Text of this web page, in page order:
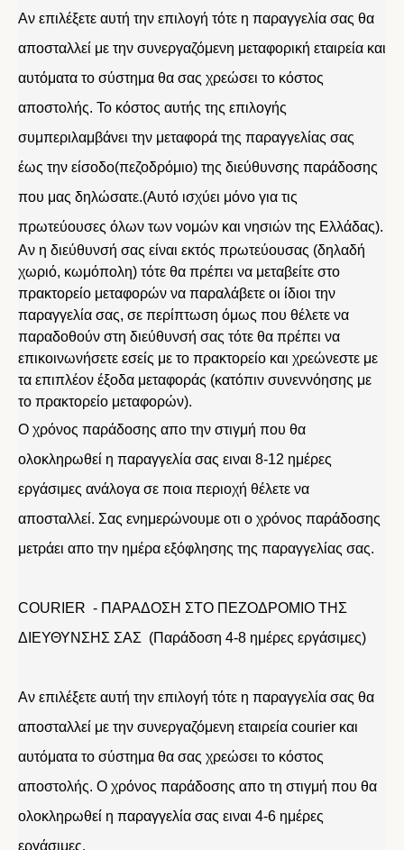
Αν επιλέξετε αυτή την επιλογή τότε η παραγγελία σας θα
αποσταλλεί με την συνεργαζόμενη μεταφορική εταιρεία και
αυτόματα το σύστημα θα σας χρεώσει το κόστος
αποστολής. Το κόστος αυτής της επιλογής
συμπεριλαμβάνει την μεταφορά της παραγγελίας σας
έως την είσοδο(πεζοδρόμιο) της διεύθυνσης παράδοσης
που μας δηλώσατε.(Αυτό ισχύει μόνο για τις
πρωτεύουσες όλων των νομών και νησιών της Ελλάδας).
Αν η διεύθυνσή σας είναι εκτός πρωτεύουσας (δηλαδή
χωριό, κωμόπολη) τότε θα πρέπει να μεταβείτε στο
πρακτορείο μεταφορών να παραλάβετε οι ίδιοι την
παραγγελία σας, σε περίπτωση όμως που θέλετε να
παραδοθούν στη διεύθυνσή σας τότε θα πρέπει να
επικοινωνήσετε εσείς με το πρακτορείο και χρεώνεστε με
τα επιπλέον έξοδα μεταφοράς (κατόπιν συνεννόησης με
το πρακτορείο μεταφορών).
Ο χρόνος παράδοσης απο την στιγμή που θα
ολοκληρωθεί η παραγγελία σας ειναι 8-12 ημέρες
εργάσιμες ανάλογα σε ποια περιοχή θέλετε να
αποσταλλεί. Σας ενημερώνουμε οτι ο χρόνος παράδοσης
μετράει απο την ημέρα εξόφλησης της παραγγελίας σας.
COURIER - ΠΑΡΑΔΟΣΗ ΣΤΟ ΠΕΖΟΔΡΟΜΙΟ ΤΗΣ
ΔΙΕΥΘΥΝΣΗΣ ΣΑΣ (Παράδοση 4-8 ημέρες εργάσιμες)
Αν επιλέξετε αυτή την επιλογή τότε η παραγγελία σας θα
αποσταλλεί με την συνεργαζόμενη εταιρεία courier και
αυτόματα το σύστημα θα σας χρεώσει το κόστος
αποστολής. Ο χρόνος παράδοσης απο τη στιγμή που θα
ολοκληρωθεί η παραγγελία σας ειναι 4-6 ημέρες
εργάσιμες.